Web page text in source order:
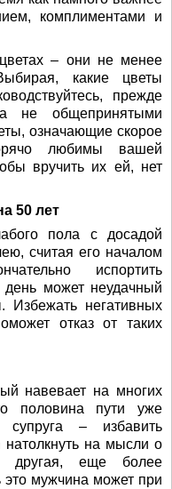
комплиментами и
цветах – они не менее
какие цветы
прежде
не общепринятыми
означающие скорое
любимы вашей
вручить их ей, нет
50 лет
пола с досадой
считая его началом
испортить
день может неудачный
Избежать негативных
отказ от таких
навевает на многих
половина пути уже
– избавить
на мысли о
другая, еще более
мужчина может при